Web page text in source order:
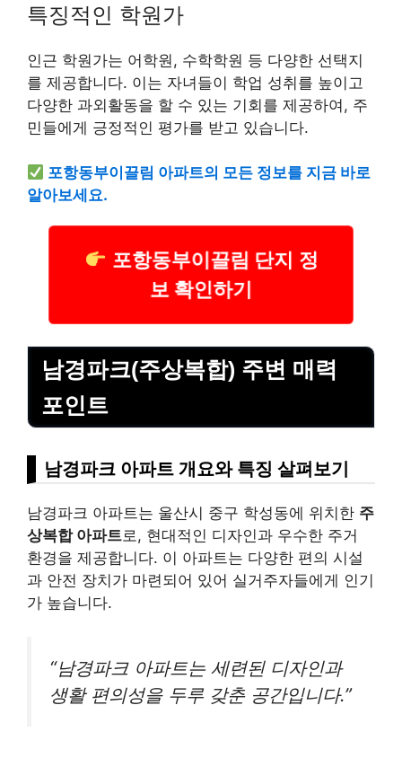
특징적인 학원가
인근 학원가는 어학원, 수학학원 등 다양한 선택지
를 제공합니다. 이는 자녀들이 학업 성취를 높이고
다양한 과외활동을 할 수 있는 기회를 제공하여, 주
민들에게 긍정적인 평가를 받고 있습니다.
포항동부이끌림 아파트의 모든 정보를 지금 바로
알아보세요.
포항동부이끌림 단지 정
보 확인하기
남경파크(주상복합) 주변 매력
포인트
남경파크 아파트 개요와 특징 살펴보기
남경파크 아파트는 울산시 중구 학성동에 위치한 주
상복합 아파트로, 현대적인 디자인과 우수한 주거
환경을 제공합니다. 이 아파트는 다양한 편의 시설
과 안전 장치가 마련되어 있어 실거주자들에게 인기
가 높습니다.
“남경파크 아파트는 세련된 디자인과
생활 편의성을 두루 갖춘 공간입니다.”